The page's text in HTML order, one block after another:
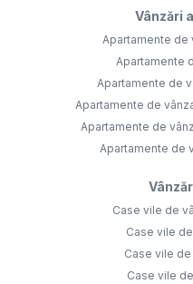
Vânzări
Apartamente de
Apartamente
Apartamente de
Apartamente de
Apartamente de
Apartamente de
Case vile de
Case vile
Case vile
Case vile